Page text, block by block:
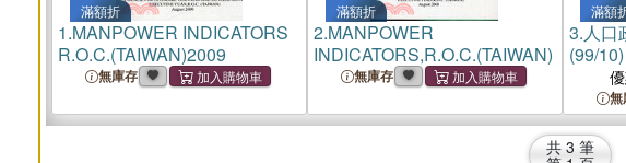
滿額折
1.MANPOWER INDICATORS
R.O.C.(TAIWAN)2009
無庫存
滿額折
2.MANPOWER
INDICATORS,R.O.C.(TAIWAN)
無庫存
滿額
3.人口
(99/10)
無
共 3 筆